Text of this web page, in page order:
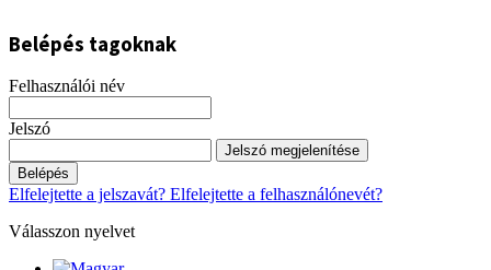
Belépés tagoknak
Felhasználói név
Jelszó
Jelszó megjelenítése
Belépés
Elfelejtette a jelszavát? Elfelejtette a felhasználónevét?
Válasszon nyelvet